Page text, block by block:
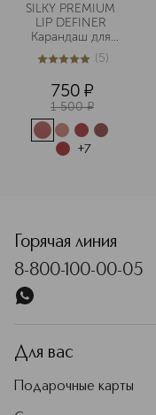
SILKY PREMIUM
LIP DEFINER
Карандаш для
губ стойкий
5из 55 (5)
750 ¤
1 500 ¤
+7
Горячая линия
8-800-100-00-05
Для вас
Подарочные карты